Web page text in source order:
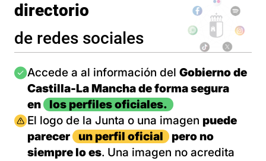
directorio
de redes sociales
Imagen
Accede a al información del Gobierno de
Castilla-La Mancha de forma segura
en
los perfiles oficiales.
Imagen
El logo de la Junta o una imagen puede
parecer
un perfil oficial
pero no
siempre lo es. Una imagen no acredita